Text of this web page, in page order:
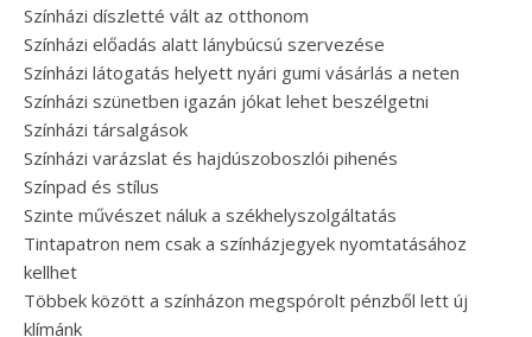
Színházi díszletté vált az otthonom
Színházi előadás alatt lánybúcsú szervezése
Színházi látogatás helyett nyári gumi vásárlás a neten
Színházi szünetben igazán jókat lehet beszélgetni
Színházi társalgások
Színházi varázslat és hajdúszoboszlói pihenés
Színpad és stílus
Szinte művészet náluk a székhelyszolgáltatás
Tintapatron nem csak a színházjegyek nyomtatásához
kellhet
Többek között a színházon megspórolt pénzből lett új
klímánk